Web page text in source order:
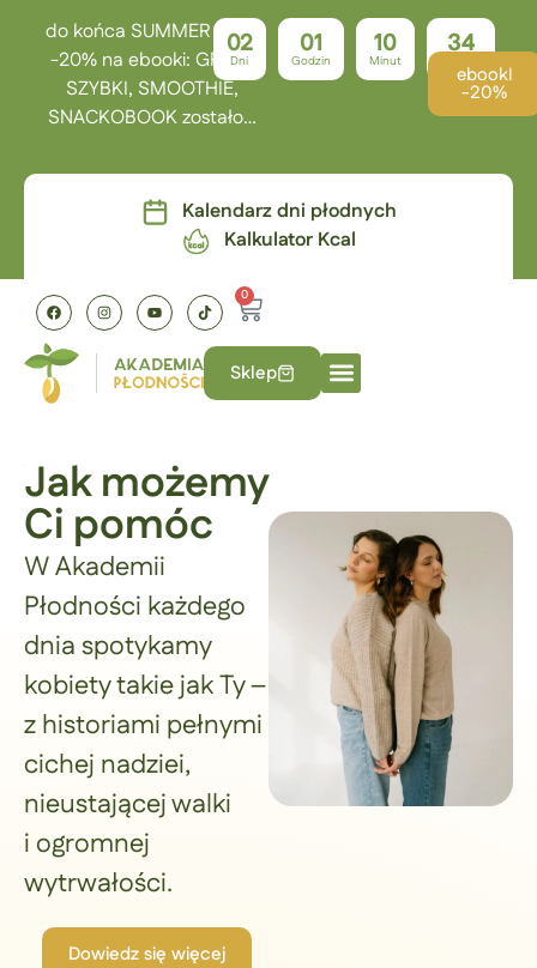
do końca SUMMER TIME
-20% na ebooki: GRILL,
SZYBKI, SMOOTHIE,
SNACKOBOOK zostało…
02
Dni
01
Godzin
10
Minut
34
ebookI
-20%
Kalendarz dni płodnych
Kalkulator Kcal
Sklep
0
Jak możemy
Ci pomóc
W Akademii
Płodności każdego
dnia spotykamy
kobiety takie jak Ty –
z historiami pełnymi
cichej nadziei,
nieustającej walki
i ogromnej
wytrwałości.
Dowiedz się więcej